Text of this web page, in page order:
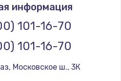
информация
101-16-70
101-16-70
, Московское ш., 3К